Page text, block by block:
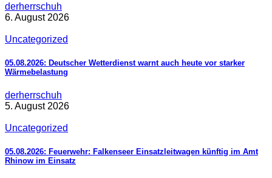
derherrschuh
6. August 2026
Uncategorized
05.08.2026: Deutscher Wetterdienst warnt auch heute vor starker
Wärmebelastung
derherrschuh
5. August 2026
Uncategorized
05.08.2026: Feuerwehr: Falkenseer Einsatzleitwagen künftig im Amt
Rhinow im Einsatz